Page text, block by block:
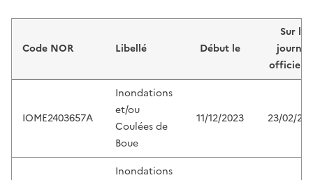
Code NOR Libellé Début le
Sur le
journal
officiel
IOME2403657A
Inondations
et/ou
Coulées de
Boue
11/12/2023 23/02/
Inondations